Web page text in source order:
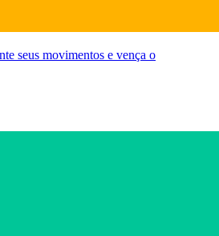
seus movimentos e vença o